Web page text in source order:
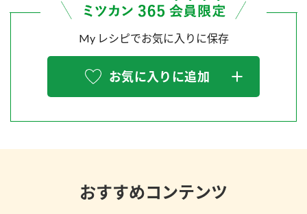
My レシピでお気に入りに保存
お気に入りに追加
おすすめコンテンツ